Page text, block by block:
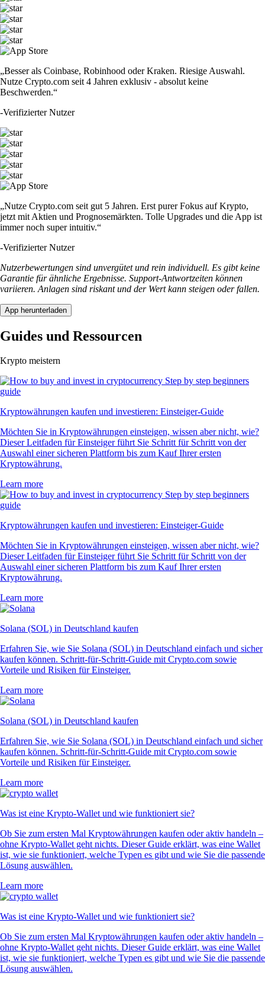
„Besser als Coinbase, Robinhood oder Kraken. Riesige Auswahl.
Nutze Crypto.com seit 4 Jahren exklusiv - absolut keine
Beschwerden.“
-Verifizierter Nutzer
„Nutze Crypto.com seit gut 5 Jahren. Erst purer Fokus auf Krypto,
jetzt mit Aktien und Prognosemärkten. Tolle Upgrades und die App ist
immer noch super intuitiv.“
-Verifizierter Nutzer
Nutzerbewertungen sind unvergütet und rein individuell. Es gibt keine
Garantie für ähnliche Ergebnisse. Support-Antwortzeiten können
variieren. Anlagen sind riskant und der Wert kann steigen oder fallen.
App herunterladen
Guides und Ressourcen
Krypto meistern
Kryptowährungen kaufen und investieren: Einsteiger-Guide
Möchten Sie in Kryptowährungen einsteigen, wissen aber nicht, wie?
Dieser Leitfaden für Einsteiger führt Sie Schritt für Schritt von der
Auswahl einer sicheren Plattform bis zum Kauf Ihrer ersten
Kryptowährung.
Learn more
Kryptowährungen kaufen und investieren: Einsteiger-Guide
Möchten Sie in Kryptowährungen einsteigen, wissen aber nicht, wie?
Dieser Leitfaden für Einsteiger führt Sie Schritt für Schritt von der
Auswahl einer sicheren Plattform bis zum Kauf Ihrer ersten
Kryptowährung.
Learn more
Solana (SOL) in Deutschland kaufen
Erfahren Sie, wie Sie Solana (SOL) in Deutschland einfach und sicher
kaufen können. Schritt-für-Schritt-Guide mit Crypto.com sowie
Vorteile und Risiken für Einsteiger.
Learn more
Solana (SOL) in Deutschland kaufen
Erfahren Sie, wie Sie Solana (SOL) in Deutschland einfach und sicher
kaufen können. Schritt-für-Schritt-Guide mit Crypto.com sowie
Vorteile und Risiken für Einsteiger.
Learn more
Was ist eine Krypto-Wallet und wie funktioniert sie?
Ob Sie zum ersten Mal Kryptowährungen kaufen oder aktiv handeln –
ohne Krypto-Wallet geht nichts. Dieser Guide erklärt, was eine Wallet
ist, wie sie funktioniert, welche Typen es gibt und wie Sie die passende
Lösung auswählen.
Learn more
Was ist eine Krypto-Wallet und wie funktioniert sie?
Ob Sie zum ersten Mal Kryptowährungen kaufen oder aktiv handeln –
ohne Krypto-Wallet geht nichts. Dieser Guide erklärt, was eine Wallet
ist, wie sie funktioniert, welche Typen es gibt und wie Sie die passende
Lösung auswählen.